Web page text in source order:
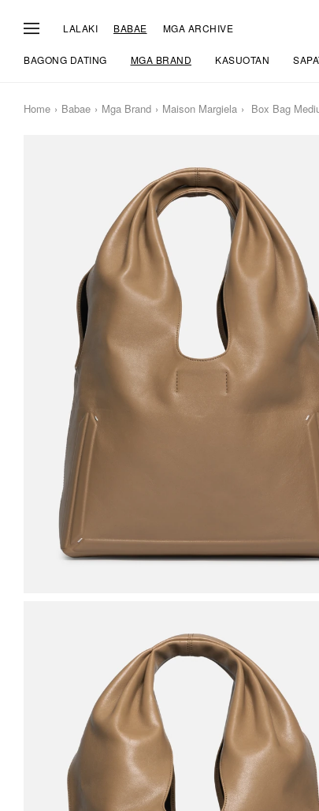
LALAKI BABAE MGA ARCHIVE
BAGONG DATING MGA BRAND KASUOTAN
Home Babae Mga Brand Maison Margiela Box Bag